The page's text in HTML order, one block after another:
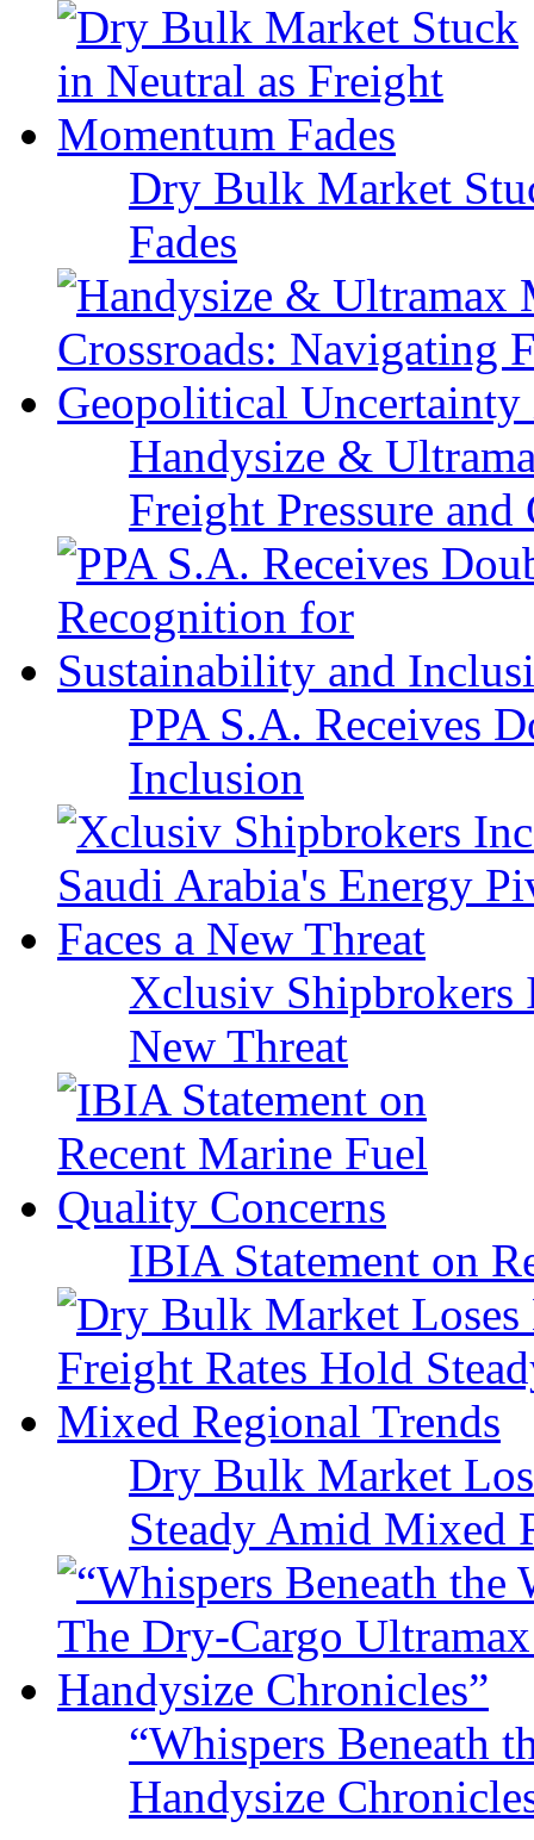
Dry Bulk Market
Fades
Handysize &
Freight Pressure
PPA S.A. Receives
Inclusion
Xclusiv Shipbrokers
New Threat
IBIA Statement on
Dry Bulk Market
Steady Amid Mixed
“Whispers Beneath
Handysize